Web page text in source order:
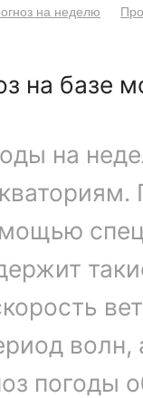
на неделю
на базе
на
погоды